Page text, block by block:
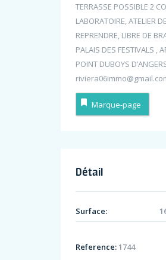
TERRASSE POSSIBLE 2
LABORATOIRE, ATELIER
REPRENDRE, LIBRE DE
PALAIS DES FESTIVALS ,
POINT DUBOYS
riviera06immo@gmail.com
Marque-page
Détail
Surface:
Reference: 1744